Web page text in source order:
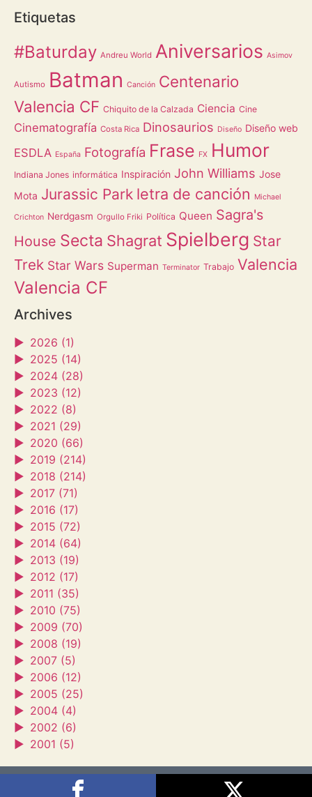
Etiquetas
#Baturday Andreu World Aniversarios Asimov
Autismo Batman Canción Centenario
Valencia CF Chiquito de la Calzada Ciencia Cine
Cinematografía Costa Rica Dinosaurios Diseño Diseño web
ESDLA España Fotografía Frase FX Humor
Indiana Jones informática Inspiración John Williams Jose
Mota Jurassic Park letra de canción Michael
Crichton Nerdgasm Orgullo Friki Política Queen Sagra's
House Secta Shagrat Spielberg Star
Trek Star Wars Superman Terminator Trabajo Valencia
Valencia CF
Archives
► 2026 (1)
► 2025 (14)
► 2024 (28)
► 2023 (12)
► 2022 (8)
► 2021 (29)
► 2020 (66)
► 2019 (214)
► 2018 (214)
► 2017 (71)
► 2016 (17)
► 2015 (72)
► 2014 (64)
► 2013 (19)
► 2012 (17)
► 2011 (35)
► 2010 (75)
► 2009 (70)
► 2008 (19)
► 2007 (5)
► 2006 (12)
► 2005 (25)
► 2004 (4)
► 2002 (6)
► 2001 (5)
Sagra's House